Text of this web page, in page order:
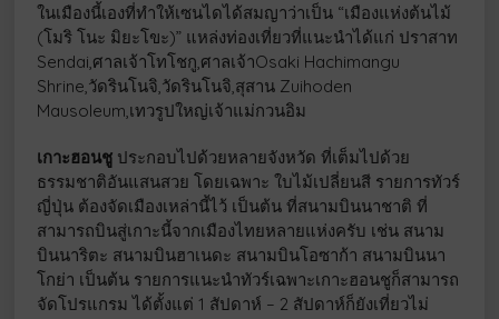
ในเมืองนี้เองที่ทำให้เซนไดได้สมญาว่าเป็น “เมืองแห่งต้นไม้
(โมริ โนะ มิยะโขะ)” แหล่งท่องเที่ยวที่แนะนำได้แก่ ปราสาท
Sendai,ศาลเจ้าโทโชกู,ศาลเจ้าOsaki Hachimangu
Shrine,วัดรินโนจิ,วัดรินโนจิ,สุสาน Zuihoden
Mausoleum,เทวรูปใหญ่เจ้าแม่กวนอิม
เกาะฮอนชู ประกอบไปด้วยหลายจังหวัด ที่เต็มไปด้วย
ธรรมชาติอันแสนสวย โดยเฉพาะ ใบไม้เปลี่ยนสี รายการทัวร์
ญี่ปุ่น ต้องจัดเมืองเหล่านี้ไว้ เป็นต้น ที่สนามบินนาชาติ ที่
สามารถบินสู่เกาะนี้จากเมืองไทยหลายแห่งครับ เช่น สนาม
บินนาริตะ สนามบินฮาเนดะ สนามบินโอซาก้า สนามบินนา
โกย่า เป็นต้น รายการแนะนำทัวร์เฉพาะเกาะฮอนชูก็สามารถ
จัดโปรแกรม ได้ตั้งแต่ 1 สัปดาห์ – 2 สัปดาห์ก็ยังเที่ยวไม่